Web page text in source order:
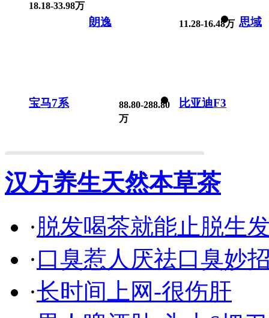
18.18-33.98万
朗逸 11.28-16.48万 思域
宝马7系
88.80-288.80
万
比亚迪F3
汉方养生天然本草茶
·脱发喝茶就能止脱生
·口臭惹人厌祛口臭妙
·长时间上网-很伤肝